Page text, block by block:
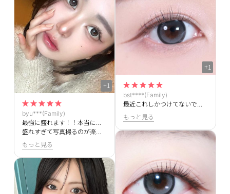
+1
byu***(Family)
最強に盛れます！！本当に全人類におすすめしたい！
盛れすぎて写真撮るのが楽しいです✨
もっと見る
+1
bst****(Family)
最近これしかつけてないです♥️太フチ感サイズ感水光何から何まで最強！！
もっと見る